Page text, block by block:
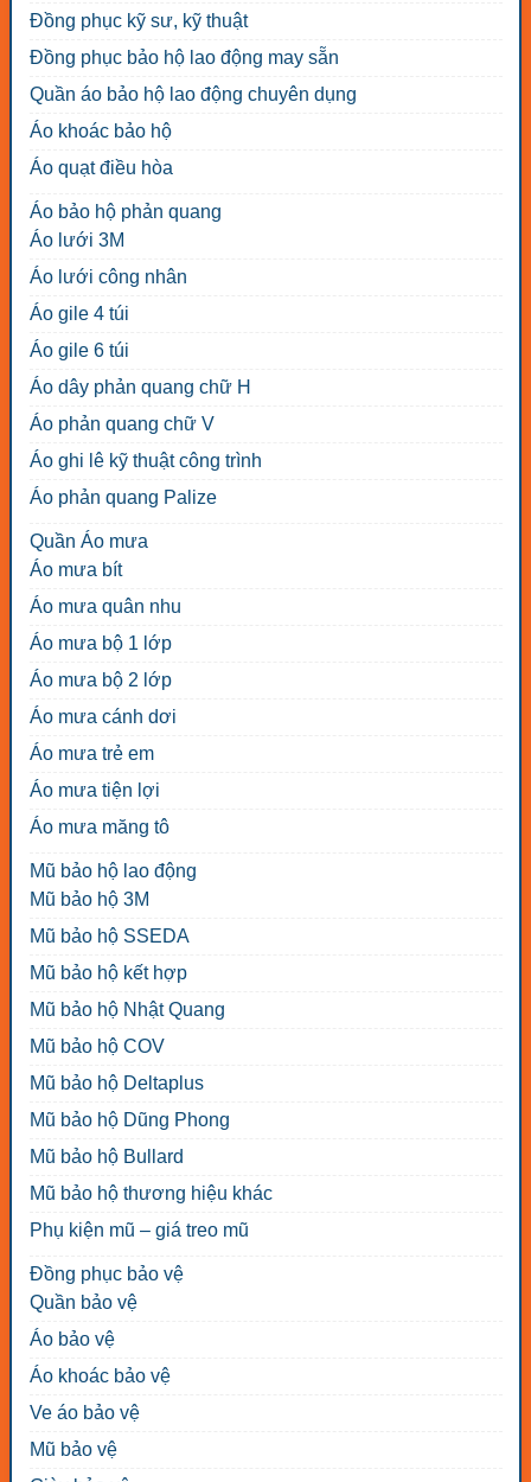
Đồng phục kỹ sư, kỹ thuật
Đồng phục bảo hộ lao động may sẵn
Quần áo bảo hộ lao động chuyên dụng
Áo khoác bảo hộ
Áo quạt điều hòa
Áo bảo hộ phản quang
Áo lưới 3M
Áo lưới công nhân
Áo gile 4 túi
Áo gile 6 túi
Áo dây phản quang chữ H
Áo phản quang chữ V
Áo ghi lê kỹ thuật công trình
Áo phản quang Palize
Quần Áo mưa
Áo mưa bít
Áo mưa quân nhu
Áo mưa bộ 1 lớp
Áo mưa bộ 2 lớp
Áo mưa cánh dơi
Áo mưa trẻ em
Áo mưa tiện lợi
Áo mưa măng tô
Mũ bảo hộ lao động
Mũ bảo hộ 3M
Mũ bảo hộ SSEDA
Mũ bảo hộ kết hợp
Mũ bảo hộ Nhật Quang
Mũ bảo hộ COV
Mũ bảo hộ Deltaplus
Mũ bảo hộ Dũng Phong
Mũ bảo hộ Bullard
Mũ bảo hộ thương hiệu khác
Phụ kiện mũ – giá treo mũ
Đồng phục bảo vệ
Quần bảo vệ
Áo bảo vệ
Áo khoác bảo vệ
Ve áo bảo vệ
Mũ bảo vệ